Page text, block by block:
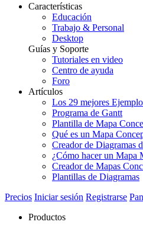
Características
Educación
Trabajo & Personal
Desktop
Guías y Soporte
Tutoriales en video
Centro de ayuda
Foro
Artículos
Los 29 mejores
Programa de Gantt
Plantilla de Mapa
Qué es un Mapa
Creador de Diagramas
¿Cómo hacer un Mapa
Creador de Mapas
Plantillas de Diagramas
Precios Iniciar sesión Registrarse
Productos